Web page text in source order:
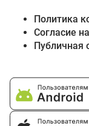
Политика
Согласие
Публичная